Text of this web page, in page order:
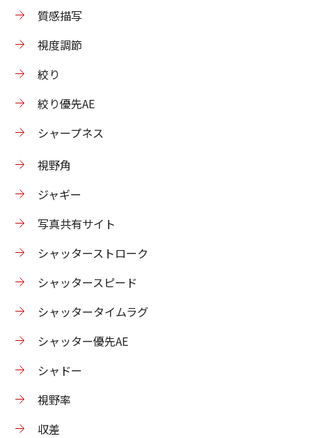
質感描写
視度調節
絞り
絞り優先AE
シャープネス
視野角
ジャギー
写真共有サイト
シャッターストローク
シャッタースピード
シャッタータイムラグ
シャッター優先AE
シャドー
視野率
収差